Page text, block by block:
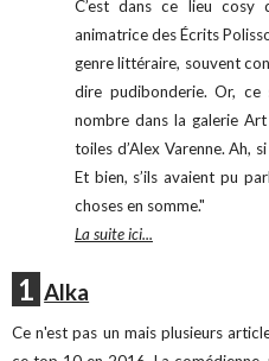
C’est dans ce lieu cosy
animatrice des Écrits
genre littéraire, souvent
dire pudibonderie. Or, ce
nombre dans la galerie
toiles d’Alex Varenne. Ah,
Et bien, s’ils avaient pu
choses en somme."
La suite ici...
1 Alka
Ce n'est pas un mais plusieurs